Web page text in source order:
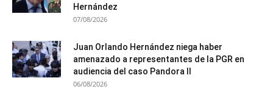
Hernández
07/08/2026
Juan Orlando Hernández niega haber
amenazado a representantes de la PGR en
audiencia del caso Pandora II
06/08/2026